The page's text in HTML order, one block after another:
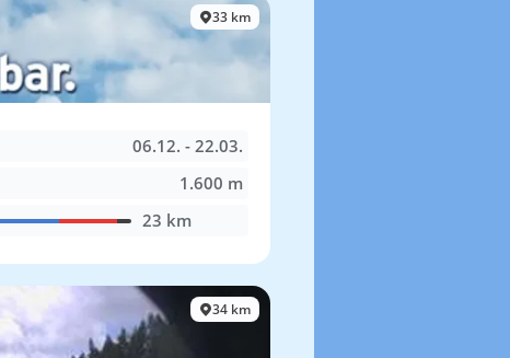
33 km
06.12. - 22.03.
1.600 m
23 km
34 km